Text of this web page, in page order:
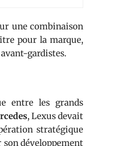
une combinaison
pour la marque,
gardistes.
entre les grands
, Lexus devait
stratégique
développement